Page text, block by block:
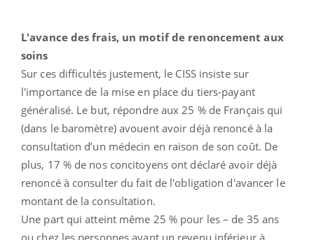
L'avance des frais, un motif de renoncement aux
soins
Sur ces difficultés justement, le CISS insiste sur
l'importance de la mise en place du tiers-payant
généralisé. Le but, répondre aux 25 % de Français qui
(dans le baromètre) avouent avoir déjà renoncé à la
consultation d’un médecin en raison de son coût. De
plus, 17 % de nos concitoyens ont déclaré avoir déjà
renoncé à consulter du fait de l'obligation d'avancer le
montant de la consultation.
Une part qui atteint même 25 % pour les – de 35 ans